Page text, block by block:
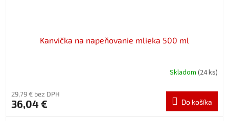
Kanvička na napeňovanie mlieka 500 ml
Skladom (24 ks)
29,79 € bez DPH
36,04 € Do košíka